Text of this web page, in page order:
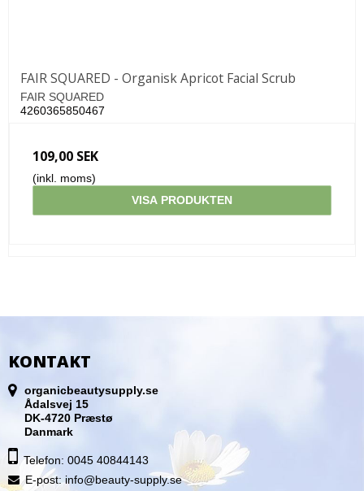
FAIR SQUARED - Organisk Apricot Facial Scrub
FAIR SQUARED
4260365850467
109,00 SEK
(inkl. moms)
VISA PRODUKTEN
KONTAKT
organicbeautysupply.se
Ådalsvej 15
DK-4720 Præstø
Danmark
Telefon: 0045 40844143
E-post: info@beauty-supply.se